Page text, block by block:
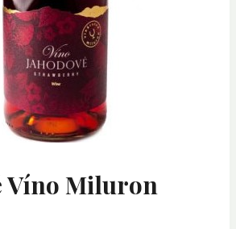
Víno Miluron